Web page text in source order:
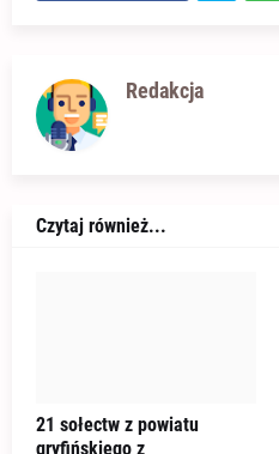
Redakcja
Czytaj również...
21 sołectw z powiatu
gryfińskiego z